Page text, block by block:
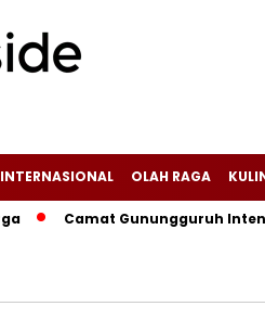
INTERNASIONAL OLAH RAGA
‎‎Camat Gunungguruh